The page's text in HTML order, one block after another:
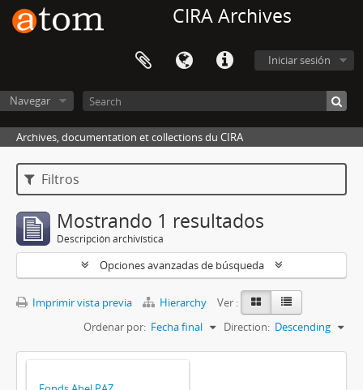
CIRA Archives
Iniciar sesión
Navegar
Archives, documentation et collections du CIRA
Filtros
Mostrando 1 resultados
Descripción archivística
Opciones avanzadas de búsqueda
Imprimir vista previa Hierarchy
Ver :
Ordenar por: Fecha final Direction: Descending